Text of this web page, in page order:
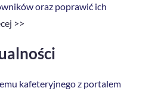
oraz poprawić ich
>>
kafeteryjnego z portalem